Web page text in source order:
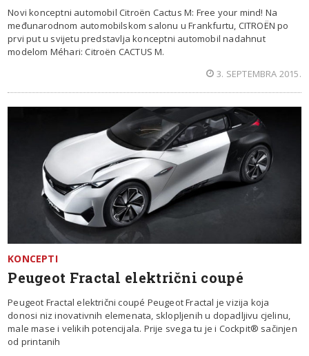
Novi konceptni automobil Citroën Cactus M: Free your mind! Na
međunarodnom automobilskom salonu u Frankfurtu, CITROËN po
prvi put u svijetu predstavlja konceptni automobil nadahnut
modelom Méhari: Citroën CACTUS M.
3. SEPTEMBRA 2015.
KONCEPTI
Peugeot Fractal električni coupé
Peugeot Fractal električni coupé Peugeot Fractal je vizija koja
donosi niz inovativnih elemenata, sklopljenih u dopadljivu cjelinu,
male mase i velikih potencijala. Prije svega tu je i Cockpit® sačinjen
od printanih